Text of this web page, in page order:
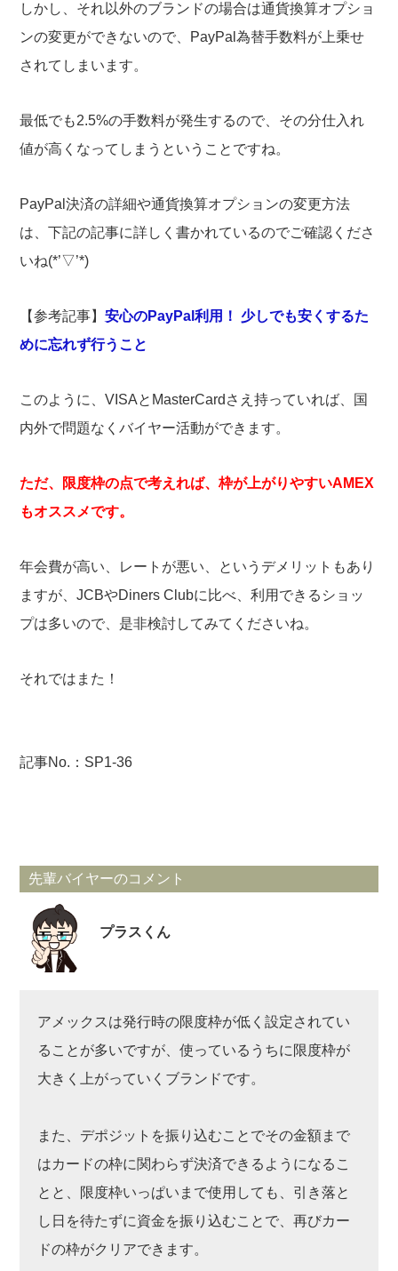
しかし、それ以外のブランドの場合は通貨換算オプショ
ンの変更ができないので、PayPal為替手数料が上乗せ
されてしまいます。
最低でも2.5%の手数料が発生するので、その分仕入れ
値が高くなってしまうということですね。
PayPal決済の詳細や通貨換算オプションの変更方法
は、下記の記事に詳しく書かれているのでご確認くださ
いね(*’▽’*)
【参考記事】安心のPayPal利用！ 少しでも安くするた
めに忘れず行うこと
このように、VISAとMasterCardさえ持っていれば、国
内外で問題なくバイヤー活動ができます。
ただ、限度枠の点で考えれば、枠が上がりやすいAMEX
もオススメです。
年会費が高い、レートが悪い、というデメリットもあり
ますが、JCBやDiners Clubに比べ、利用できるショッ
プは多いので、是非検討してみてくださいね。
それではまた！
記事No.：SP1-36
先輩バイヤーのコメント
プラスくん
アメックスは発行時の限度枠が低く設定されてい
ることが多いですが、使っているうちに限度枠が
大きく上がっていくブランドです。
また、デポジットを振り込むことでその金額まで
はカードの枠に関わらず決済できるようになるこ
とと、限度枠いっぱいまで使用しても、引き落と
し日を待たずに資金を振り込むことで、再びカー
ドの枠がクリアできます。